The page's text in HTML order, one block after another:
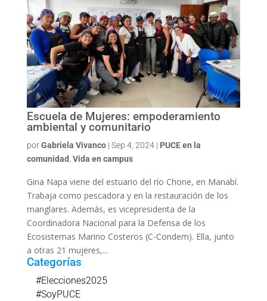
Escuela de Mujeres: empoderamiento
ambiental y comunitario
porGabriela Vivanco| Sep 4, 2024| PUCE en la
comunidad Vida en campus
Gina Napa viene del estuario del río Chone, en Manabí.
Trabaja como pescadora y en la restauración de los
manglares. Además, es vicepresidenta de la
Coordinadora Nacional para la Defensa de los
Ecosistemas Marino Costeros (C-Condem). Ella, junto
a otras 21 mujeres,...
Categorías
#Elecciones2025
#SoyPUCE